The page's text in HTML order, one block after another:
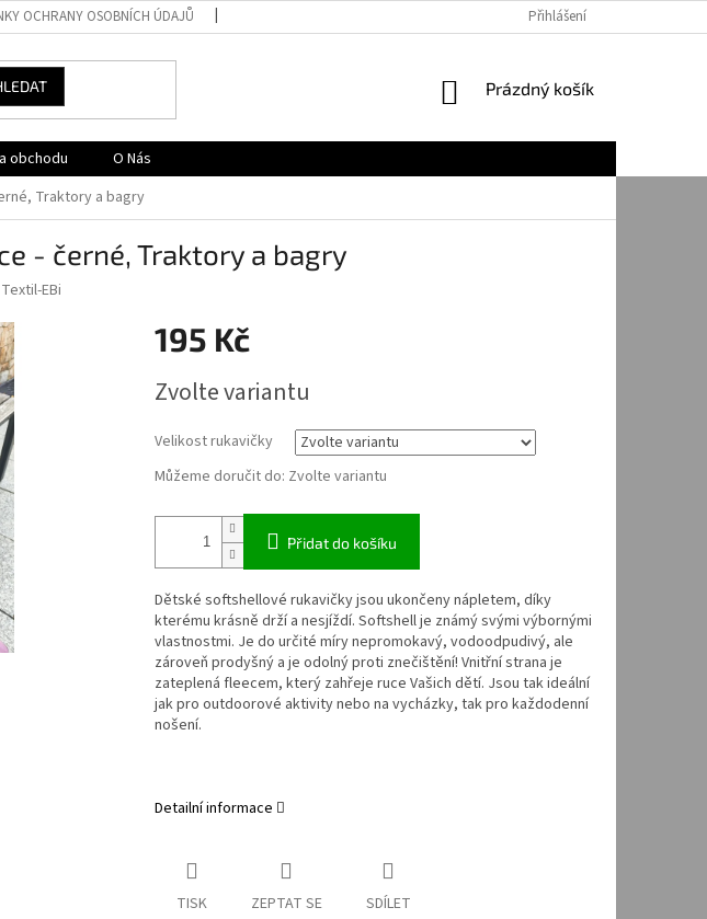
OCHRANY OSOBNÍCH ÚDAJŮ Přihlášení
NÁKUPNÍ
Prázdný košík
obchodu
O Nás
Traktory a bagry
- černé, Traktory a bagry
Textil-EBi
195 Kč
cena:
Zvolte variantu
Velikost rukavičky
Můžeme doručit do: Zvolte variantu
Přidat do košíku
Dětské softshellové rukavičky jsou ukončeny nápletem, díky
kterému krásně drží a nesjíždí. Softshell je známý svými výbornými
vlastnostmi. Je do určité míry nepromokavý, vodoodpudivý, ale
zároveň prodyšný a je odolný proti znečištění! Vnitřní strana je
zateplená fleecem, který zahřeje ruce Vašich dětí. Jsou tak ideální
jak pro outdoorové aktivity nebo na vycházky, tak pro každodenní
nošení.
Detailní informace
TISK ZEPTAT SE SDÍLET